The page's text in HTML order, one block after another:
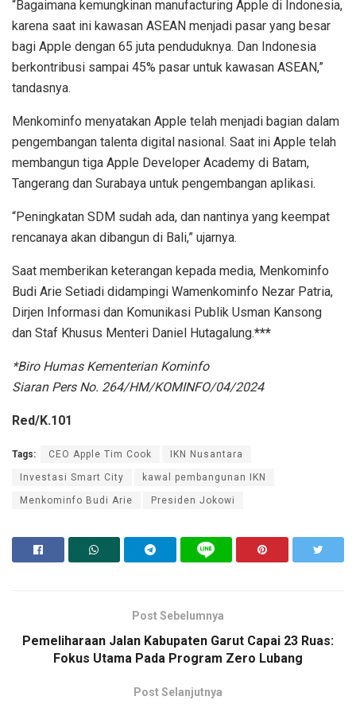
“Bagaimana kemungkinan manufacturing Apple di Indonesia,
karena saat ini kawasan ASEAN menjadi pasar yang besar
bagi Apple dengan 65 juta penduduknya. Dan Indonesia
berkontribusi sampai 45% pasar untuk kawasan ASEAN,”
tandasnya.
Menkominfo menyatakan Apple telah menjadi bagian dalam
pengembangan talenta digital nasional. Saat ini Apple telah
membangun tiga Apple Developer Academy di Batam,
Tangerang dan Surabaya untuk pengembangan aplikasi.
“Peningkatan SDM sudah ada, dan nantinya yang keempat
rencanaya akan dibangun di Bali,” ujarnya.
Saat memberikan keterangan kepada media, Menkominfo
Budi Arie Setiadi didampingi Wamenkominfo Nezar Patria,
Dirjen Informasi dan Komunikasi Publik Usman Kansong
dan Staf Khusus Menteri Daniel Hutagalung.***
*Biro Humas Kementerian Kominfo
Siaran Pers No. 264/HM/KOMINFO/04/2024
Red/K.101
Tags: CEO Apple Tim Cook IKN Nusantara
Investasi Smart City kawal pembangunan IKN
Menkominfo Budi Arie Presiden Jokowi
Post Sebelumnya
Pemeliharaan Jalan Kabupaten Garut Capai 23 Ruas:
Fokus Utama Pada Program Zero Lubang
Post Selanjutnya